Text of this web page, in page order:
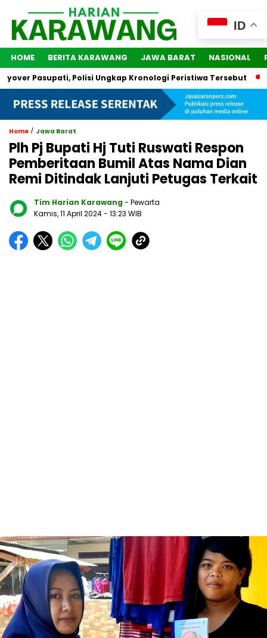
HOME BERITA KARAWANG JAWA BARAT NASIONAL
Pasupati, Polisi Ungkap Kronologi Peristiwa Tersebut 2
Home / Jawa Barat
Plh Pj Bupati Hj Tuti Ruswati Respon
Pemberitaan Bumil Atas Nama Dian
Remi Ditindak Lanjuti Petugas Terkait
Tim Harian Karawang - Pewarta
Kamis, 11 April 2024- 13:23 WIB
ID